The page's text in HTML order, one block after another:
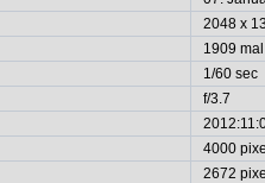
2048 x
1909 mal
1/60 sec
f/3.7
4000
2672